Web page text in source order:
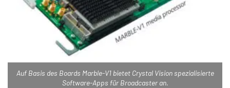
Auf Basis des Boards Marble-V1 bietet Crystal Vision spezialisierte
Software-Apps für Broadcaster an.